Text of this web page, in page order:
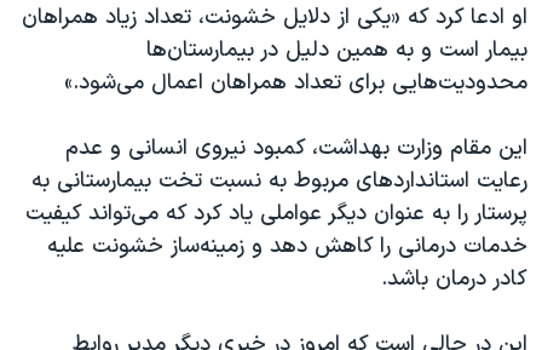
او ادعا کرد که «یکی از دلایل خشونت، تعداد زیاد همراهان
بیمار است و به همین دلیل در بیمارستان‌ها
محدودیت‌هایی برای تعداد همراهان اعمال می‌شود.»
این مقام وزارت بهداشت، کمبود نیروی انسانی و عدم
رعایت استانداردهای مربوط به نسبت تخت بیمارستانی به
پرستار را به عنوان دیگر عواملی یاد کرد که می‌تواند کیفیت
خدمات درمانی را کاهش دهد و زمینه‌ساز خشونت علیه
کادر درمان باشد.